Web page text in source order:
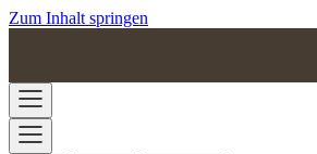
Zum Inhalt springen